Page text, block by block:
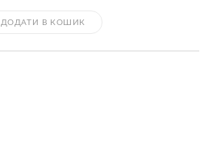
ДОДАТИ В КОШИК